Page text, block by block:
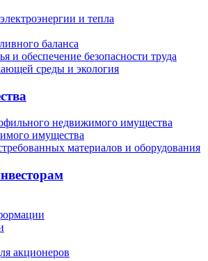
и тепла
баланса
и обеспечение безопасности труда
среды и экология
недвижимого имущества
имущества
материалов и оборудования
акционеров